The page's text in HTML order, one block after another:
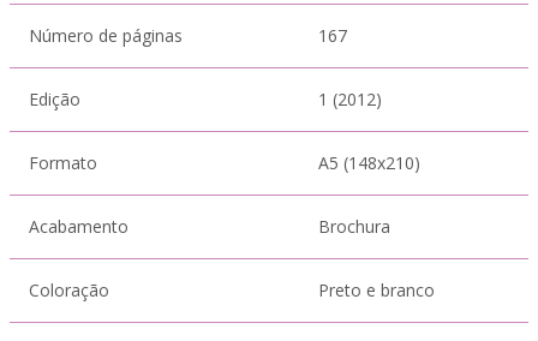
Número de páginas 167
Edição 1 (2012)
Formato A5 (148x210)
Acabamento Brochura
Coloração Preto e branco